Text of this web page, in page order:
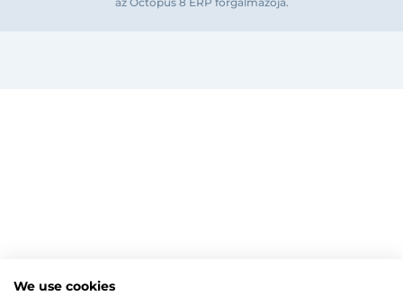
Bejelentkezés e-mail-címmel
Bejelentkezés közösségi fiókkal
MOZGÁSKORLÁTOZOTT TERMÉKEK
Radiátorok
We use cookies